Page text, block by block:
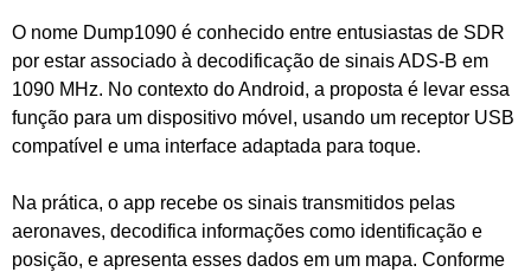
O nome Dump1090 é conhecido entre entusiastas de SDR
por estar associado à decodificação de sinais ADS-B em
1090 MHz. No contexto do Android, a proposta é levar essa
função para um dispositivo móvel, usando um receptor USB
compatível e uma interface adaptada para toque.
Na prática, o app recebe os sinais transmitidos pelas
aeronaves, decodifica informações como identificação e
posição, e apresenta esses dados em um mapa. Conforme